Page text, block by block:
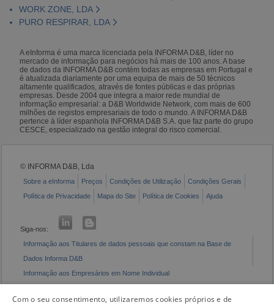
WORK ZONE, LDA
PURO RESPIRAR, LDA
A eInforma é uma marca licenciada pela INFORMA D&B, líder no
mercado de informação para negócios há mais de 100 anos. A base
de dados da INFORMA D&B contém todas as empresas em Portugal e
é atualizada diariamente por uma equipa de mais de 50 técnicos
altamente qualificados, através de fontes públicas e das próprias
empresas. Desde 2004 que integra a maior rede mundial de
informação empresarial: a D&B Worldwide Network, com mais de 600
milhões de registos empresariais de todo o mundo. A INFORMA D&B
pertence à líder espanhola INFORMA D&B S.A. que faz parte do grupo
CESCE, especializado na gestão integral do risco comercial.
© INFORMA D&B, Lda
Sobre a eInforma Preços Condições de Utilização
Condições Gerais
Política de Privacidade
Mapa do Site Política de Cookies Ajuda
Siga-nos:
Informação aos Titulares de dados pessoais que constam na Base de
Dados Informa D&B
Informação aos Empresários em Nome Individual
Com o seu consentimento, utilizaremos cookies próprios e de